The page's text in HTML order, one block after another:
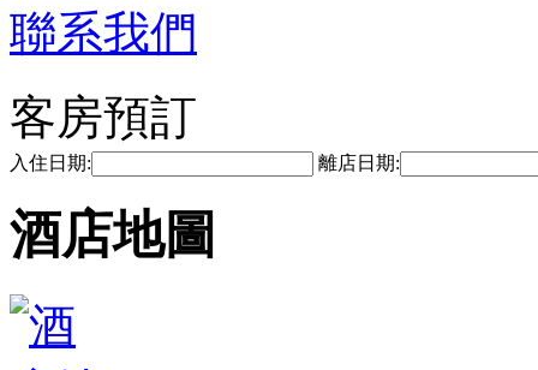
聯系我們
客房預訂
入住日期: 離店日期:
酒店地圖